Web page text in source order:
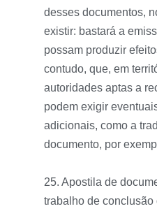
desses documentos,
existir: bastará a
possam produzir
contudo, que, em
autoridades aptas a
podem exigir
adicionais, como a
documento, por
25. Apostila de
trabalho de